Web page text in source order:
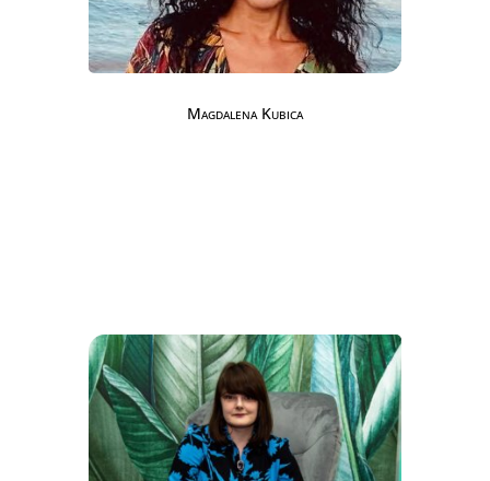
Magdalena Kubica